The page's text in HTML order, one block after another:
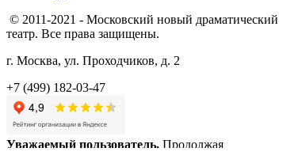
© 2011-2021 - Московский новый драматический
театр. Все права защищены.
г. Москва, ул. Проходчиков, д. 2
+7 (499) 182-03-47
Уважаемый пользователь, Продолжая